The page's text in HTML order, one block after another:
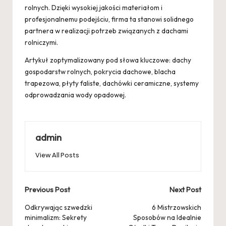
rolnych. Dzięki wysokiej jakości materiałom i
profesjonalnemu podejściu, firma ta stanowi solidnego
partnera w realizacji potrzeb związanych z dachami
rolniczymi.
Artykuł zoptymalizowany pod słowa kluczowe: dachy
gospodarstw rolnych, pokrycia dachowe, blacha
trapezowa, płyty faliste, dachówki ceramiczne, systemy
odprowadzania wody opadowej.
admin
View All Posts
Post
navigation
Previous Post
Odkrywając szwedzki
minimalizm: Sekrety
Next Post
6 Mistrzowskich
Sposobów na Idealnie